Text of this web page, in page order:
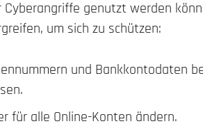
genutzt werden
um sich zu schützen:
und Bankkontodaten
für alle Online-Konten ändern.